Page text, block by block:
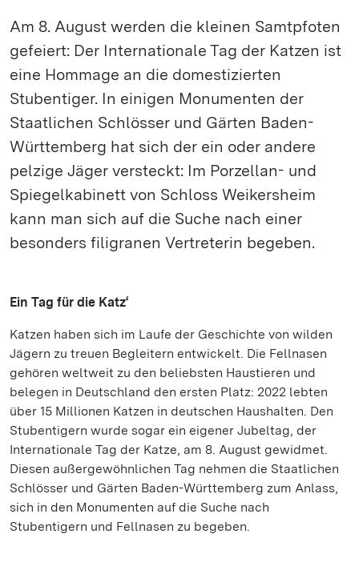
Am 8. August werden die kleinen Samtpfoten
gefeiert: Der Internationale Tag der Katzen ist
eine Hommage an die domestizierten
Stubentiger. In einigen Monumenten der
Staatlichen Schlösser und Gärten Baden-
Württemberg hat sich der ein oder andere
pelzige Jäger versteckt: Im Porzellan- und
Spiegelkabinett von Schloss Weikersheim
kann man sich auf die Suche nach einer
besonders filigranen Vertreterin begeben.
Ein Tag für die Katz‘
Katzen haben sich im Laufe der Geschichte von wilden
Jägern zu treuen Begleitern entwickelt. Die Fellnasen
gehören weltweit zu den beliebsten Haustieren und
belegen in Deutschland den ersten Platz: 2022 lebten
über 15 Millionen Katzen in deutschen Haushalten. Den
Stubentigern wurde sogar ein eigener Jubeltag, der
Internationale Tag der Katze, am 8. August gewidmet.
Diesen außergewöhnlichen Tag nehmen die Staatlichen
Schlösser und Gärten Baden-Württemberg zum Anlass,
sich in den Monumenten auf die Suche nach
Stubentigern und Fellnasen zu begeben.